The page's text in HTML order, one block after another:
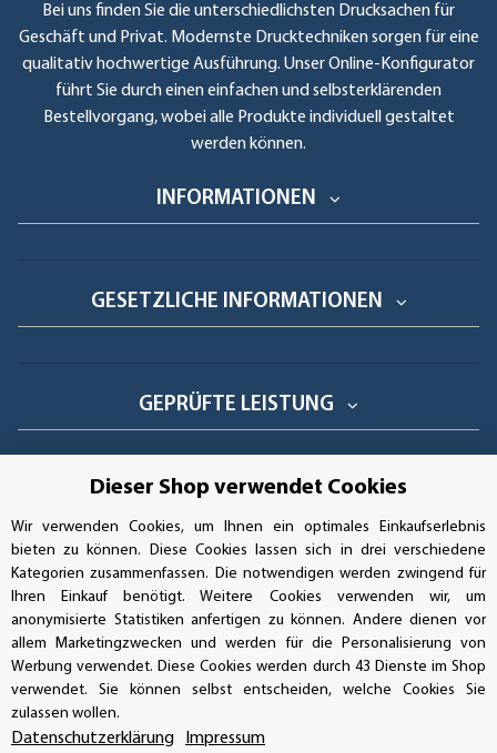
Bei uns finden Sie die unterschiedlichsten Drucksachen für
Geschäft und Privat. Modernste Drucktechniken sorgen für eine
qualitativ hochwertige Ausführung. Unser Online-Konfigurator
führt Sie durch einen einfachen und selbsterklärenden
Bestellvorgang, wobei alle Produkte individuell gestaltet
werden können.
INFORMATIONEN
GESETZLICHE INFORMATIONEN
GEPRÜFTE LEISTUNG
Handwerkerring 1, D-39326 Wolmirstedt
Bestellungen/Support: +49 (0)39-201-28-98-10
Buchhaltung: +49 (0)39-201-28-98-17
Dieser Shop verwendet Cookies
Wir verwenden Cookies, um Ihnen ein optimales Einkaufserlebnis
bieten zu können. Diese Cookies lassen sich in drei verschiedene
Kategorien zusammenfassen. Die notwendigen werden zwingend für
Ihren Einkauf benötigt. Weitere Cookies verwenden wir, um
anonymisierte Statistiken anfertigen zu können. Andere dienen vor
allem Marketingzwecken und werden für die Personalisierung von
Werbung verwendet. Diese Cookies werden durch 43 Dienste im Shop
verwendet. Sie können selbst entscheiden, welche Cookies Sie
zulassen wollen.
Datenschutzerklärung Impressum